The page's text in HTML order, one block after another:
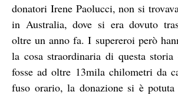
donatori Irene Paolucci, non si
in Australia, dove si era dovuto
oltre un anno fa. I supereroi però
la cosa straordinaria di questa storia
fosse ad oltre 13mila chilometri da
fuso orario, la donazione si è potuta